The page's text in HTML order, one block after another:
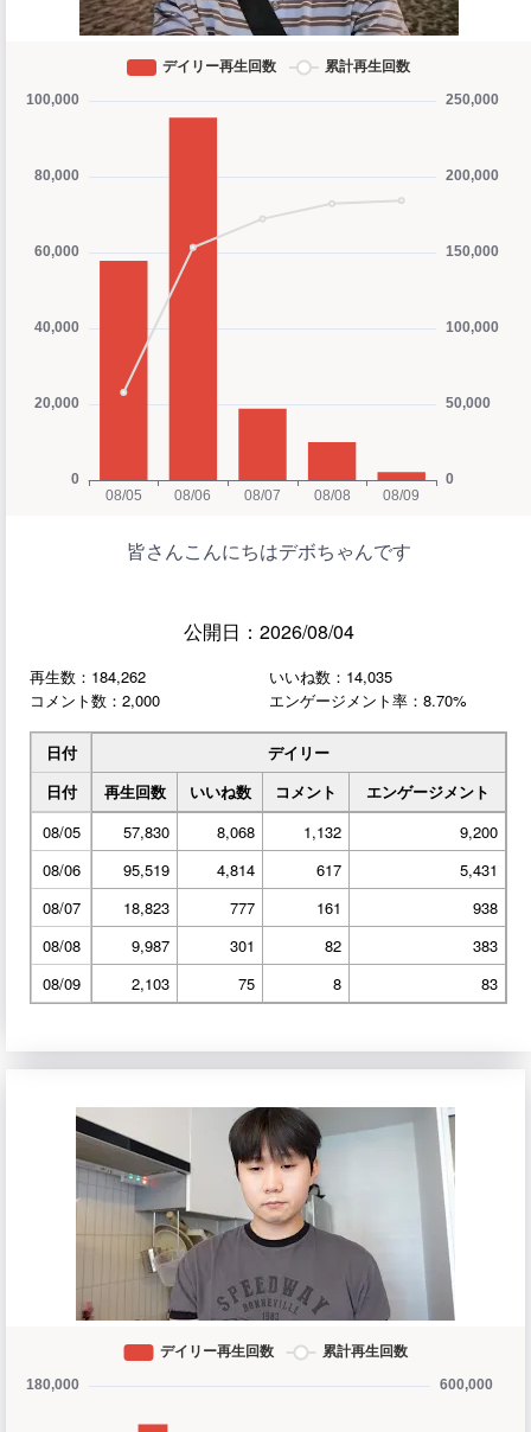
皆さんこんにちはデボちゃんです
公開日：2026/08/04
再生数：184,262
いいね数：14,035
コメント数：2,000
エンゲージメント率：8.70%
日付
デイリー
日付
再生回数 いいね数 コメント
エンゲージメント
08/05
57,830 8,068 1,132
9,200
08/06
95,519 4,814 617
5,431
08/07
18,823 777 161
938
08/08
9,987 301 82
383
08/09
2,103 75 8 83